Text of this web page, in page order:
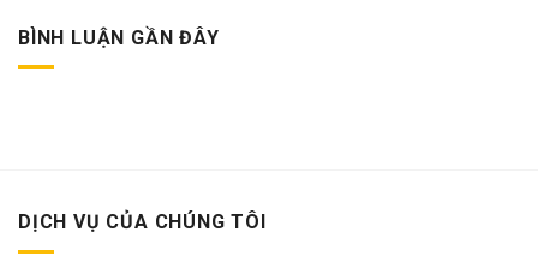
BÌNH LUẬN GẦN ĐÂY
DỊCH VỤ CỦA CHÚNG TÔI